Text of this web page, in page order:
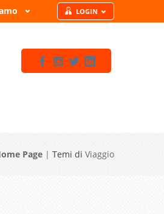
LOGIN
Page | Temi di Viaggio